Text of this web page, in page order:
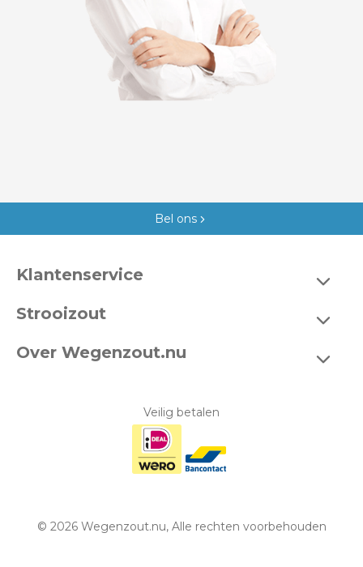
Bel ons
Klantenservice
Bezorgen en afhalen
Retouren & garantie
Strooizout
Over Wegenzout.nu
Veilig betalen
© 2026 Wegenzout.nu, Alle rechten voorbehouden